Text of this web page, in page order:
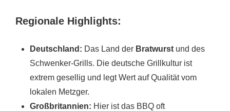
Regionale Highlights:
Deutschland: Das Land der Bratwurst und des
Schwenker-Grills. Die deutsche Grillkultur ist
extrem gesellig und legt Wert auf Qualität vom
lokalen Metzger.
Großbritannien: Hier ist das BBQ oft